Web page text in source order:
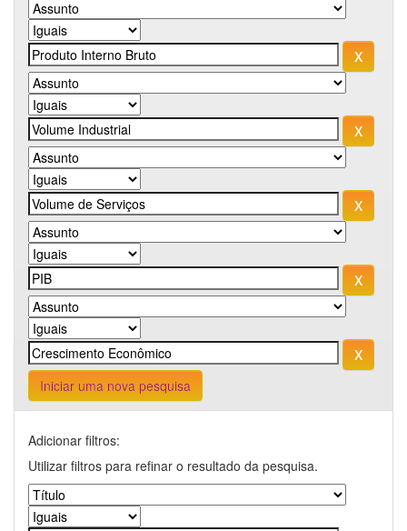
Iniciar uma nova pesquisa
Adicionar filtros:
Utilizar filtros para refinar o resultado da pesquisa.